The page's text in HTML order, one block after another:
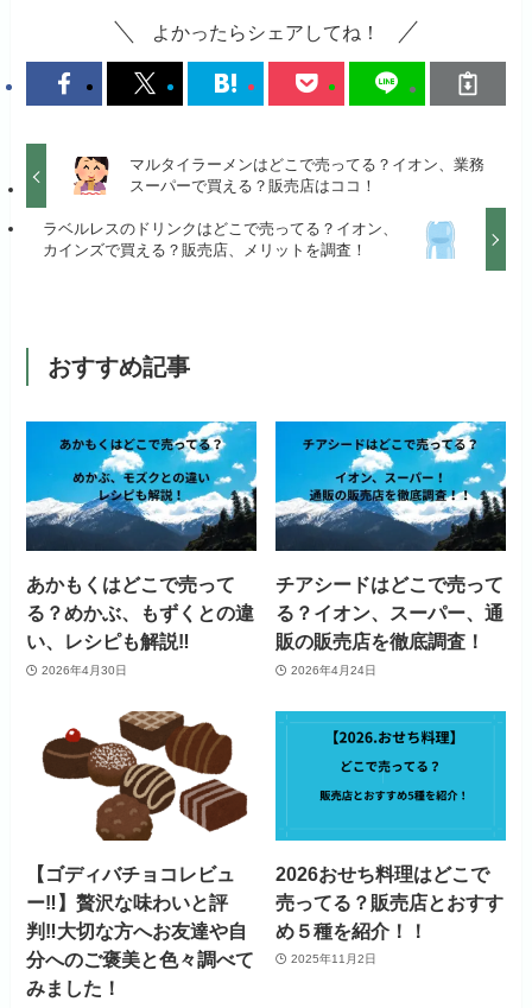
よかったらシェアしてね！
マルタイラーメンはどこで売ってる？イオン、業務
スーパーで買える？販売店はココ！
ラベルレスのドリンクはどこで売ってる？イオン、
カインズで買える？販売店、メリットを調査！
おすすめ記事
あかもくはどこで売って
る？めかぶ、もずくとの違
い、レシピも解説‼
2026年4月30日
チアシードはどこで売って
る？イオン、スーパー、通
販の販売店を徹底調査！
2026年4月24日
【ゴディバチョコレビュ
ー‼】贅沢な味わいと評
判‼大切な方へお友達や自
分へのご褒美と色々調べて
みました！
2026おせち料理はどこで
売ってる？販売店とおすす
め５種を紹介！！
2025年11月2日